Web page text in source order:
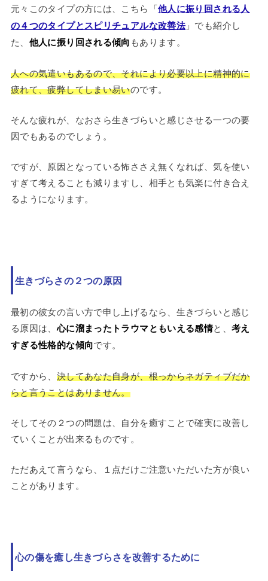
元々このタイプの方には、こちら「他人に振り回される人
の４つのタイプとスピリチュアルな改善法」でも紹介し
た、 他人に振り回される傾向 もあります。
人への気遣いもあるので、それにより必要以上に精神的に
疲れて、疲弊してしまい易いのです。
そんな疲れが、なおさら生きづらいと感じさせる一つの要
因でもあるのでしょう。
ですが、原因となっている怖ささえ無くなれば、気を使い
すぎて考えることも減りますし、相手とも気楽に付き合え
るようになります。
生きづらさの２つの原因
最初の彼女の言い方で申し上げるなら、生きづらいと感じ
る原因は、心に溜まったトラウマともいえる感情と、 考え
すぎる性格的な傾向です。
ですから、 決してあなた自身が、根っからネガティブだか
らと言うことはありません。
そしてその２つの問題は、自分を癒すことで確実に改善し
ていくことが出来るものです。
ただあえて言うなら、１点だけご注意いただいた方が良い
ことがあります。
心の傷を癒し生きづらさを改善するために